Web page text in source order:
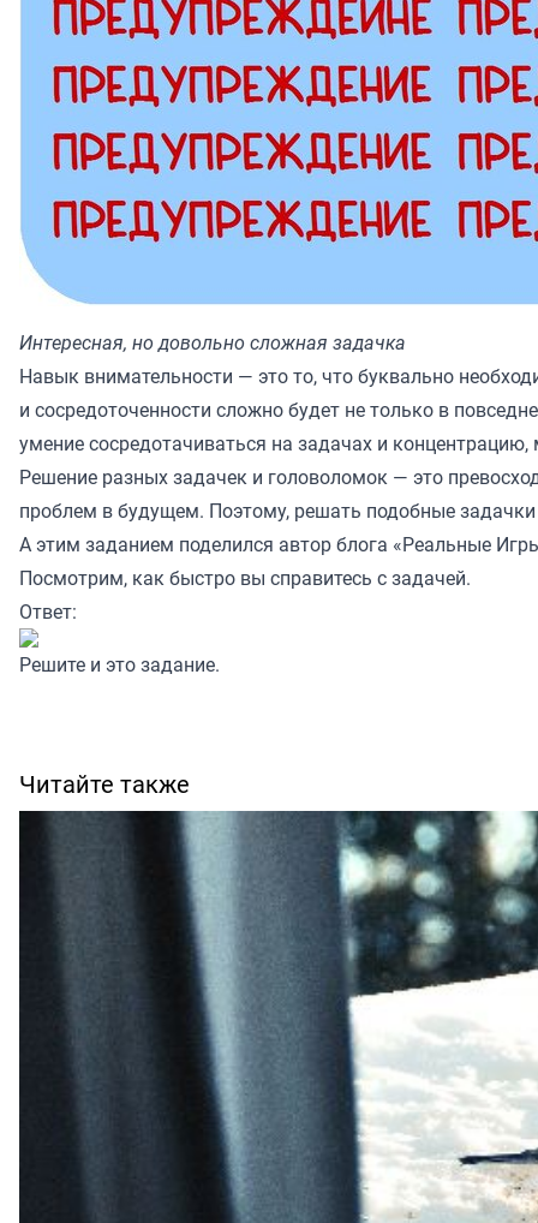
Интересная, но довольно сложная задачка
Навык внимательности — это то, что буквально
и сосредоточенности сложно будет не только в
умение сосредотачиваться на задачах и
Решение разных задачек и головоломок — это
проблем в будущем. Поэтому, решать подобные
А этим заданием поделился автор блога «Реальные
Посмотрим, как быстро вы справитесь с задачей.
Ответ:
Решите и этозадание.
Читайте также